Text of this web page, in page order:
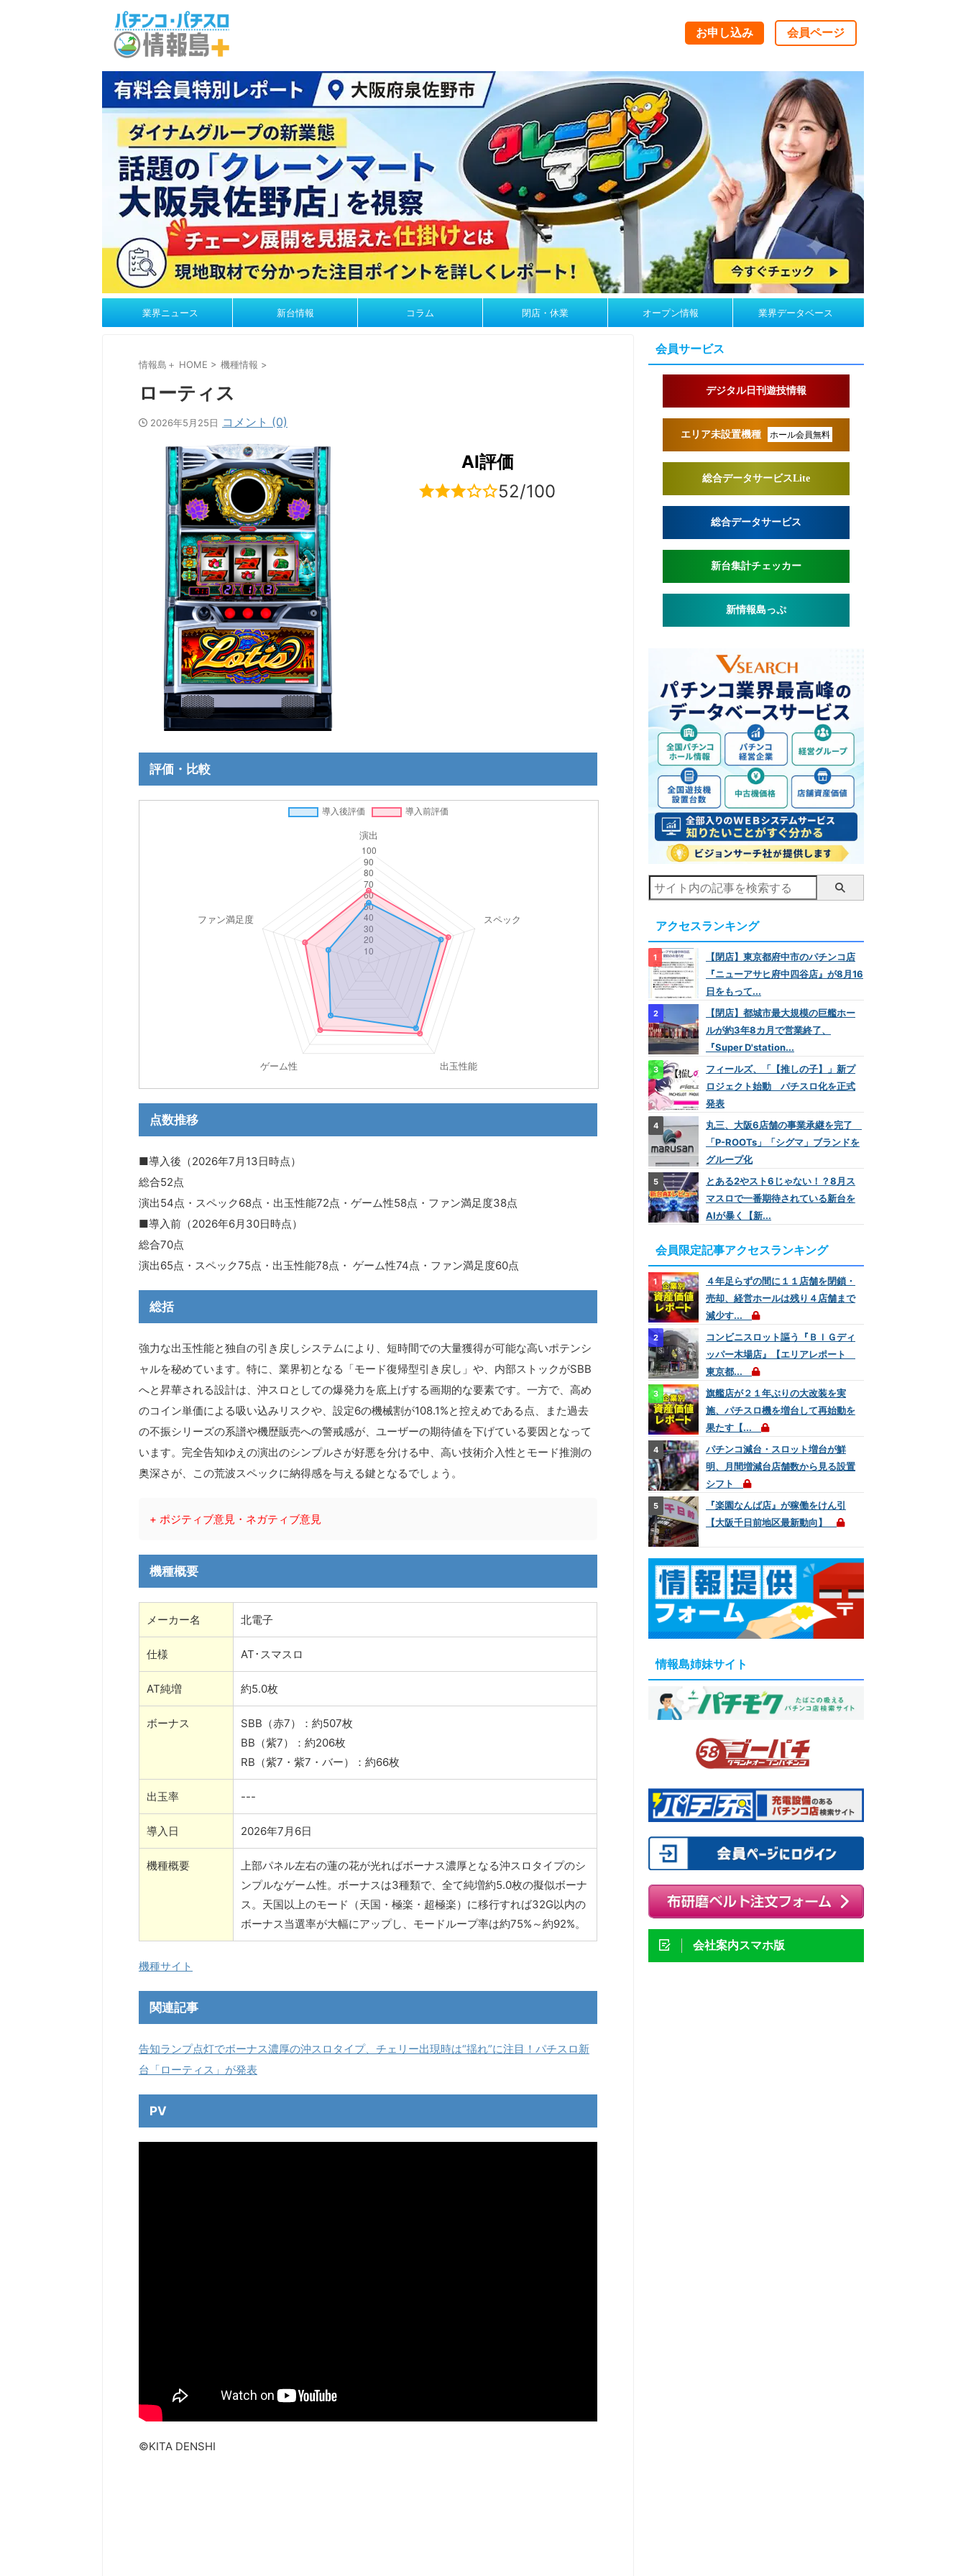
お申し込み 会員ページ
業界ニュース 新台情報 コラム 閉店・休業 オープン情報 業界データベース
情報島＋ HOME > 機種情報 >
ローティス
2026年5月25日 コメント (0)
AI評価
52/100
評価・比較
点数推移
■導入後（2026年7月13日時点）
総合52点
演出54点・スペック68点・出玉性能72点・ゲーム性58点・ファン満足度38点
■導入前（2026年6月30日時点）
総合70点
演出65点・スペック75点・出玉性能78点・ ゲーム性74点・ファン満足度60点
総括
強力な出玉性能と独自の引き戻しシステムにより、短時間での大量獲得が可能な高いポテンシ
ャルを秘めています。特に、業界初となる「モード復帰型引き戻し」や、内部ストックがSBB
へと昇華される設計は、沖スロとしての爆発力を底上げする画期的な要素です。一方で、高め
のコイン単価による吸い込みリスクや、設定6の機械割が108.1%と控えめである点、また過去
の不振シリーズの系譜や機歴販売への警戒感が、ユーザーの期待値を下げている要因となって
います。完全告知ゆえの演出のシンプルさが好悪を分ける中、高い技術介入性とモード推測の
奥深さが、この荒波スペックに納得感を与える鍵となるでしょう。
+ ポジティブ意見・ネガティブ意見
機種概要
メーカー名 北電子
仕様 AT･スマスロ
AT純増 約5.0枚
ボーナス
SBB（赤7）：約507枚
BB（紫7）：約206枚
RB（紫7・紫7・バー）：約66枚
出玉率 ---
導入日 2026年7月6日
機種概要
上部パネル左右の蓮の花が光ればボーナス濃厚となる沖スロタイプのシ
ンプルなゲーム性。ボーナスは3種類で、全て純増約5.0枚の擬似ボーナ
ス。天国以上のモード（天国・極楽・超極楽）に移行すれば32G以内の
ボーナス当選率が大幅にアップし、モードループ率は約75%～約92%。
機種サイト
関連記事
告知ランプ点灯でボーナス濃厚の沖スロタイプ、チェリー出現時は“揺れ”に注目！パチスロ新
台「ローティス」が発表
PV
©KITA DENSHI
会員サービス
デジタル日刊遊技情報
エリア未設置機種 ホール会員無料
総合データサービスLite
総合データサービス
新台集計チェッカー
新情報島っぷ
アクセスランキング
【閉店】東京都府中市のパチンコ店
『ニューアサヒ府中四谷店』が8月16
日をもって...
【閉店】都城市最大規模の巨艦ホー
ルが約3年8カ月で営業終了、
『Super D'station...
フィールズ、「【推しの子】」新プ
ロジェクト始動 パチスロ化を正式
発表
丸三、大阪6店舗の事業承継を完了
「P-ROOTs」「シグマ」ブランドを
グループ化
とある2やスト6じゃない！？8月ス
マスロで一番期待されている新台を
AIが暴く【新...
会員限定記事アクセスランキング
４年足らずの間に１１店舗を閉鎖・
売却、経営ホールは残り４店舗まで
減少す...
コンビニスロット謳う『ＢＩＧディ
ッパー木場店』【エリアレポート
東京都...
旗艦店が２１年ぶりの大改装を実
施、パチスロ機を増台して再始動を
果たす【...
パチンコ減台・スロット増台が鮮
明、月間増減台店舗数から見る設置
シフト
『楽園なんば店』が稼働をけん引
【大阪千日前地区最新動向】
情報島姉妹サイト
会社案内スマホ版